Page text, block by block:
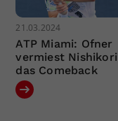
21.03.2024
ATP Miami: Ofner
vermiest Nishikori
das Comeback